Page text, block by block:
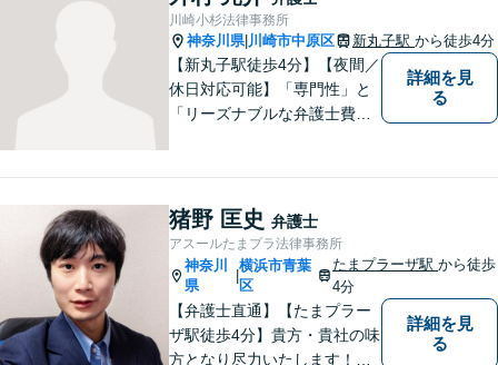
川崎小杉法律事務所
神奈川県| 川崎市中原区 新丸子駅 から徒歩4分
【新丸子駅徒歩4分】【夜間／
休日対応可能】「専門性」と
「リーズナブルな弁護士費
事務所を目指しています。
【初回面談無料】法律トラブ
ルでお悩みの方は、お気軽に
ご相談ください。
詳細を見
る
猪野 匡史 弁護士
アスールたまプラ法律事務所
神奈川
県
|
横浜市青葉
区
たまプラーザ駅から徒歩
4分
【弁護士直通】【たまプラー
ザ駅徒歩4分】貴方・貴社の味
方となり尽力いたします！当
詳細を見
る